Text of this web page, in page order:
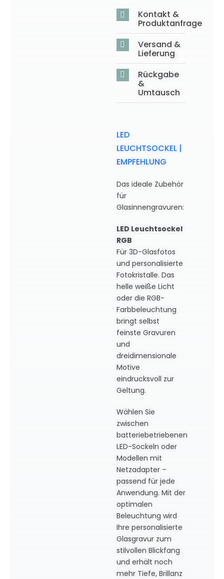
Kontakt &
Produktanfrage
Versand &
Lieferung
Rückgabe
&
Umtausch
LED
LEUCHTSOCKEL |
EMPFEHLUNG
Das ideale Zubehör
für
Glasinnengravuren:
LED Leuchtsockel
RGB
Für 3D-Glasfotos
und personalisierte
Fotokristalle. Das
helle weiße Licht
oder die RGB-
Farbbeleuchtung
bringt selbst
feinste Gravuren
und
dreidimensionale
Motive
eindrucksvoll zur
Geltung.
Wählen Sie
zwischen
batteriebetriebenen
LED-Sockeln oder
Modellen mit
Netzadapter –
passend für jede
Anwendung. Mit der
optimalen
Beleuchtung wird
Ihre personalisierte
Glasgravur zum
stilvollen Blickfang
und erhält noch
mehr Tiefe, Brillanz